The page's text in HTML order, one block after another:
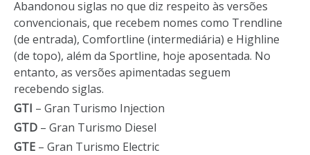
Abandonou siglas no que diz respeito às versões
convencionais, que recebem nomes como Trendline
(de entrada), Comfortline (intermediária) e Highline
(de topo), além da Sportline, hoje aposentada. No
entanto, as versões apimentadas seguem
recebendo siglas.
GTI – Gran Turismo Injection
GTD – Gran Turismo Diesel
GTE – Gran Turismo Electric